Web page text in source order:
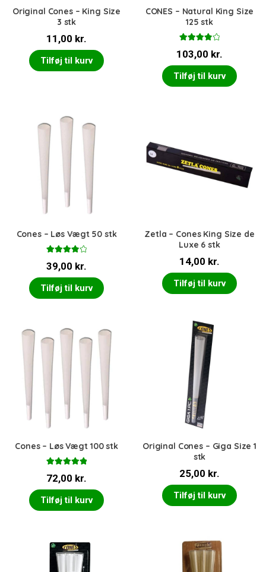
Original Cones – King Size
3 stk
11,00 kr.
Tilføj til kurv
CONES – Natural King Size
125 stk
4.00ud
af 5
103,00 kr.
Tilføj til kurv
Cones – Løs Vægt 50 stk
4.00ud
af 5
39,00 kr.
Tilføj til kurv
Zetla – Cones King Size de
Luxe 6 stk
14,00 kr.
Tilføj til kurv
Cones – Løs Vægt 100 stk
5.00ud af 5
72,00 kr.
Tilføj til kurv
Original Cones – Giga Size 1
stk
25,00 kr.
Tilføj til kurv